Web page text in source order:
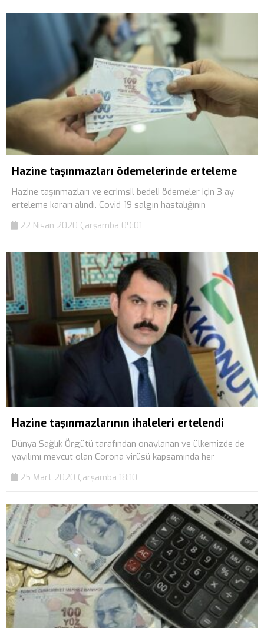
Hazine taşınmazları ödemelerinde erteleme
Hazine taşınmazları ve ecrimsil bedeli ödemeler için 3 ay
erteleme kararı alındı. Covid-19 salgın hastalığının
22 Nisan 2020 Çarşamba 09:01
Hazine taşınmazlarının ihaleleri ertelendi
Dünya Sağlık Örgütü tarafından onaylanan ve ülkemizde de
yayılımı mevcut olan Corona virüsü kapsamında her
25 Mart 2020 Çarşamba 18:10